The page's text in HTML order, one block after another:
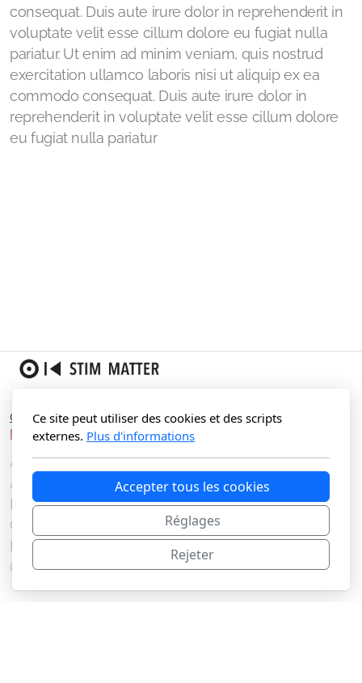
consequat. Duis aute irure dolor in reprehenderit in
voluptate velit esse cillum dolore eu fugiat nulla
pariatur. Ut enim ad minim veniam, quis nostrud
exercitation ullamco laboris nisi ut aliquip ex ea
commodo consequat. Duis aute irure dolor in
reprehenderit in voluptate velit esse cillum dolore
eu fugiat nulla pariatur
contact@stimmatter.ch
Menu principal
Accueil
A propos
Productions sonores
Collaborations
La presse en parle
Contact
Ce site peut utiliser des cookies et des scripts
externes. Plus d'informations
Accepter tous les cookies
Réglages
Rejeter